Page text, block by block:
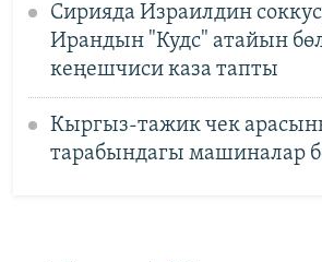
Сирияда Израилдин
Ирандын "Кудс" атайын
кеңешчиси каза тапты
Кыргыз-тажик чек
тарабындагы машиналар